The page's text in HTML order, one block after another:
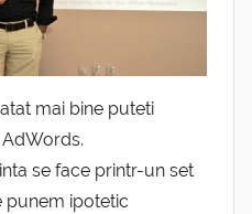
mai bine puteti
se face printr-un set
punem ipotetic